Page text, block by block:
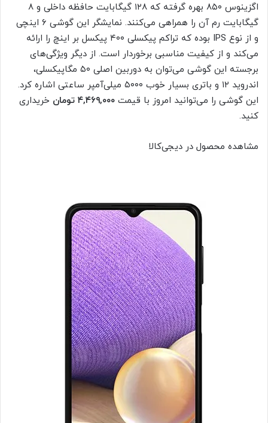
اگزینوس ۸۵۰ بهره گرفته که ۱۲۸ گیگابایت حافظه داخلی و ۸
گیگابایت رم آن را همراهی می‌کنند. نمایشگر این گوشی ۶ اینچی
و از نوع IPS بوده که تراکم پیکسلی ۴۰۰ پیکسل بر اینچ را ارائه
می‌کند و از کیفیت مناسبی برخوردار است. از دیگر ویژگی‌های
برجسته این گوشی می‌توان به دوربین اصلی ۵۰ مگاپیکسلی،
اندروید ۱۲ و باتری بسیار خوب ۵۰۰۰ میلی‌آمپر ساعتی اشاره کرد.
این گوشی را می‌توانید امروز با قیمت ۴,۴۶۹,۰۰۰ تومان
خریداری
کنید.
مشاهده محصول در دیجی‌کالا